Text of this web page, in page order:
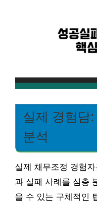
실제 경험담
분석
실제 채무조정 경험
과 실패 사례를 심층
을 수 있는 구체적인